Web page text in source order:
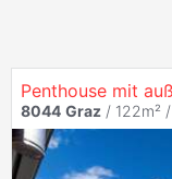
8044 Graz / 122m² /